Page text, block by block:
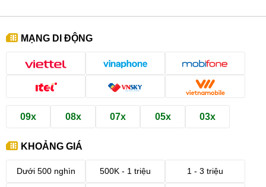
MẠNG DI ĐỘNG
09x 08x 07x 05x 03x
KHOẢNG GIÁ
Dưới 500 nghìn 500K - 1 triệu 1 - 3 triệu